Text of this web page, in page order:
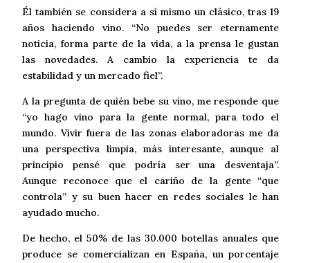
Él también se considera a sí mismo un clásico, tras 19
años haciendo vino. “No puedes ser eternamente
noticia, forma parte de la vida, a la prensa le gustan
las novedades. A cambio la experiencia te da
estabilidad y un mercado fiel”.
A la pregunta de quién bebe su vino, me responde que
“yo hago vino para la gente normal, para todo el
mundo. Vivir fuera de las zonas elaboradoras me da
una perspectiva limpia, más interesante, aunque al
principio pensé que podría ser una desventaja”.
Aunque reconoce que el cariño de la gente “que
controla” y su buen hacer en redes sociales le han
ayudado mucho.
De hecho, el 50% de las 30.000 botellas anuales que
produce se comercializan en España, un porcentaje